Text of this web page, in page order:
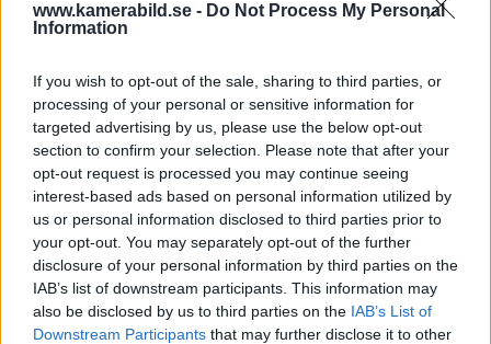
www.kamerabild.se - Do Not Process My Personal
Information
If you wish to opt-out of the sale, sharing to third parties, or
processing of your personal or sensitive information for
targeted advertising by us, please use the below opt-out
section to confirm your selection. Please note that after your
opt-out request is processed you may continue seeing
interest-based ads based on personal information utilized by
us or personal information disclosed to third parties prior to
your opt-out. You may separately opt-out of the further
disclosure of your personal information by third parties on the
IAB’s list of downstream participants. This information may
also be disclosed by us to third parties on the IAB’s List of
Downstream Participants that may further disclose it to other
Dolby Vision 2 lanseras –
nästa generation HDR ger
bättre bild
För de som älskar både film och dynamiskt
omfång släpps nu Dolby Vision 2, en ny
bildmotor som analyserar bilden och scenen
och förbättrar den för tittaren.